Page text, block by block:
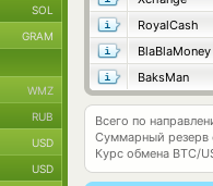
RoyalCash
BlaBlaMoney
BaksMan
Всего по
Суммарный резерв
Курс обмена BTC/
SOL
GRAM
WMZ
RUB
USD
USD